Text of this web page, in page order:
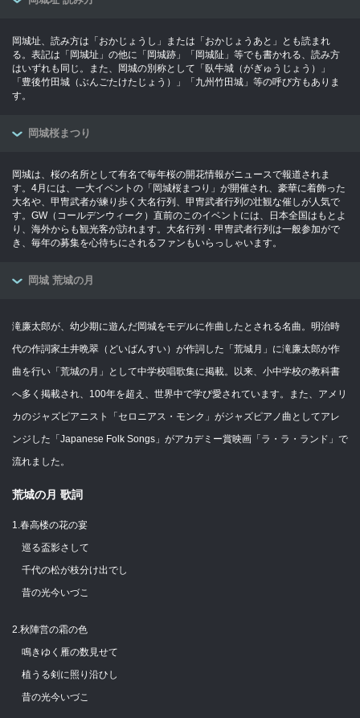
岡城址、読み方は「おかじょうし」または「おかじょうあと」とも読まれ
る。表記は「岡城址」の他に「岡城跡」「岡城阯」等でも書かれる、読み方
はいずれも同じ。また、岡城の別称として「臥牛城（がぎゅうじょう）」
「豊後竹田城（ぶんごたけたじょう）」「九州竹田城」等の呼び方もありま
す。
岡城桜まつり
岡城は、桜の名所として有名で毎年桜の開花情報がニュースで報道されま
す。4月には、一大イベントの「岡城桜まつり」が開催され、豪華に着飾った
大名や、甲冑武者が練り歩く大名行列、甲冑武者行列の壮観な催しが人気で
す。GW（コールデンウィーク）直前のこのイベントには、日本全国はもとよ
り、海外からも観光客が訪れます。大名行列・甲冑武者行列は一般参加がで
き、毎年の募集を心待ちにされるファンもいらっしゃいます。
岡城 荒城の月
滝廉太郎が、幼少期に遊んだ岡城をモデルに作曲したとされる名曲。明治時
代の作詞家土井晩翠（どいばんすい）が作詞した「荒城月」に滝廉太郎が作
曲を行い「荒城の月」として中学校唱歌集に掲載。以来、小中学校の教科書
へ多く掲載され、100年を超え、世界中で学び愛されています。また、アメリ
カのジャズピアニスト「セロニアス・モンク」がジャズピアノ曲としてアレ
ンジした「Japanese Folk Songs」がアカデミー賞映画「ラ・ラ・ランド」で
流れました。
荒城の月 歌詞
1.春高楼の花の宴
巡る盃影さして
千代の松が枝分け出でし
昔の光今いづこ
2.秋陣営の霜の色
鳴きゆく雁の数見せて
植うる剣に照り沿ひし
昔の光今いづこ